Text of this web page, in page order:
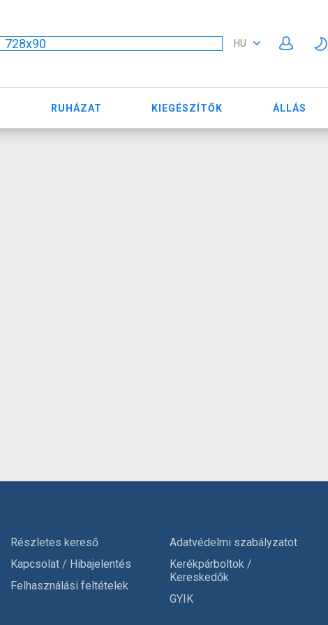
728x90 HU
RUHÁZAT KIEGÉSZÍTŐK ÁLLÁS
Részletes kereső
Kapcsolat / Hibajelentés
Felhasználási feltételek
Adatvédelmi szabályzatot
Kerékpárboltok /
Kereskedők
GYIK